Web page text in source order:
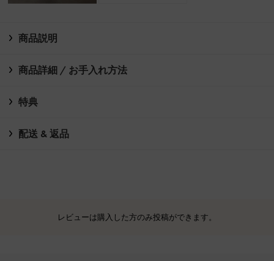
商品説明
商品詳細 / お手入れ方法
特典
配送 & 返品
レビューは購入した方のみ投稿ができます。